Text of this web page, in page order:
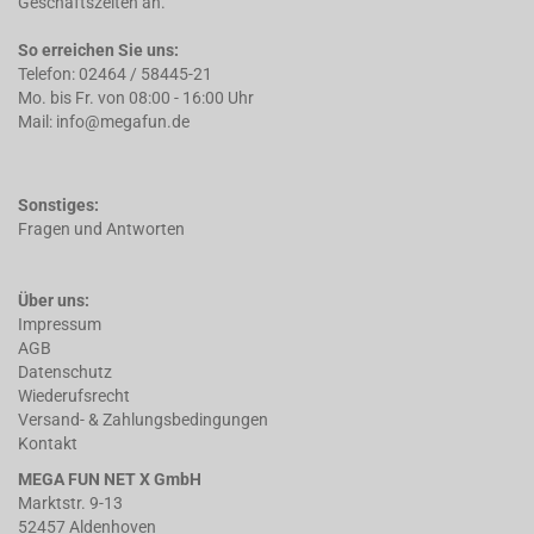
So erreichen Sie uns:
Telefon: 02464 / 58445-21
Mo. bis Fr. von 08:00 - 16:00 Uhr
Mail: info@megafun.de
Sonstiges:
Fragen und Antworten
Über uns:
Impressum
AGB
Datenschutz
Wiederufsrecht
Versand- & Zahlungsbedingungen
Kontakt
MEGA FUN NET X GmbH
Marktstr. 9-13
52457 Aldenhoven